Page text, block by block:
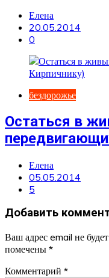
Елена
20.05.2014
0
бездорожье
Остаться в
Елена
05.05.2014
5
Добавить
Ваш адрес email не
помечены *
Комментарий *